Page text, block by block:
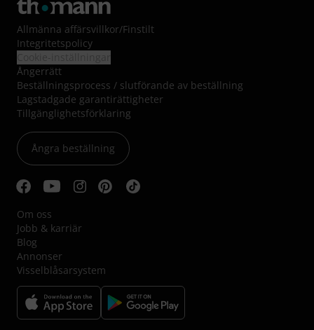
Allmänna affärsvillkor/Finstilt
Integritetspolicy
Ångerrätt
Beställningsprocess / slutförande av beställning
Lagstadgade garantirättigheter
Tillgänglighetsförklaring
Ångra beställning
Om oss
Jobb & karriär
Blog
Annonser
Visselblåsarsystem